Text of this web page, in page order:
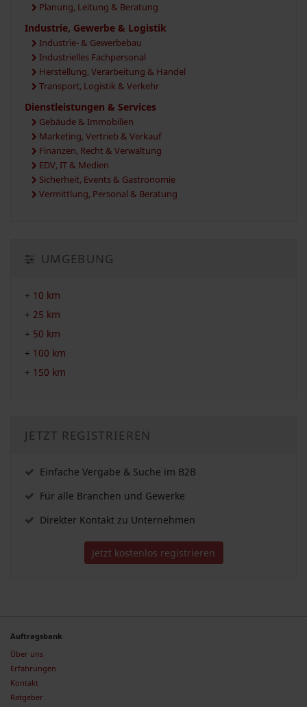
Planung, Leitung & Beratung
Industrie, Gewerbe & Logistik
Industrie- & Gewerbebau
Industrielles Fachpersonal
Herstellung, Verarbeitung & Handel
Transport, Logistik & Verkehr
Dienstleistungen & Services
Gebäude & Immobilien
Marketing, Vertrieb & Verkauf
Finanzen, Recht & Verwaltung
EDV, IT & Medien
Sicherheit, Events & Gastronomie
Vermittlung, Personal & Beratung
UMGEBUNG
+ 10 km
+ 25 km
+ 50 km
+ 100 km
+ 150 km
JETZT REGISTRIEREN
Einfache Vergabe & Suche im B2B
Für alle Branchen und Gewerke
Direkter Kontakt zu Unternehmen
Jetzt kostenlos registrieren
Auftragsbank
Über uns
Erfahrungen
Kontakt
Ratgeber